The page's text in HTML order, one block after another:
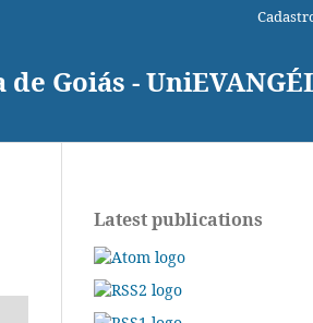
Goiás -
Latest publications